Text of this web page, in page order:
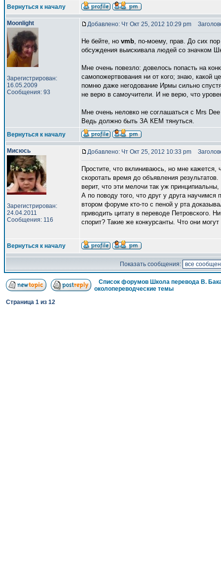
Вернуться к началу
Moonlight
Зарегистрирован:
16.05.2009
Сообщения: 93
Добавлено: Чт Окт 25, 2012 10:29 pm
Не бейте, но vmb, по-моему, прав. До сих
обсуждения выискивала людей со значком
Мне очень повезло: довелось попасть на
самопожертвования ни от кого; знаю, какой
помню даже негодование Ирмы сильно
не верю в самоучители. И не верю, что
Мне очень неловко не соглашаться с Mrs
Ведь должно быть ЗА КЕМ тянуться.
Вернуться к началу
Мисюсь
Зарегистрирован:
24.04.2011
Сообщения: 116
Добавлено: Чт Окт 25, 2012 10:33 pm
Простите, что вклиниваюсь, но мне кажется,
скоротать время до объявления
верит, что эти мелочи так уж
А по поводу того, что друг у друга
втором форуме кто-то с пеной у рта
приводить цитату в переводе Петровского.
спорит? Такие же конкурсанты. Что они
Вернуться к началу
Показать сообщения:
Список форумов Школа перевода В.
околопереводческие темы
Страница 1 из 12